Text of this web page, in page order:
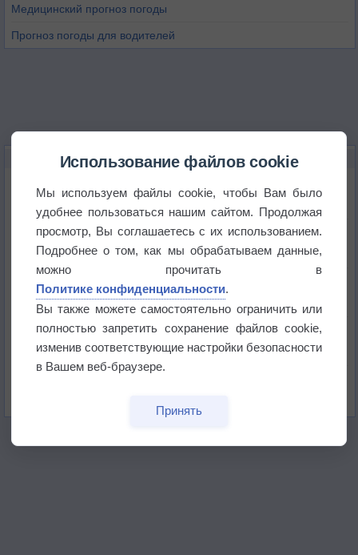
Медицинский прогноз погоды
Прогноз погоды для водителей
НОВОЕ О ПОГОДЕ
Приложение построит маршрут через тень
Атмосфера начала замерзать
В Приморье обнаружены морские волны тепла
Изменение климата повлияло на ареал обитания
Использование файлов cookie
Мы используем файлы cookie, чтобы Вам было
удобнее пользоваться нашим сайтом. Продолжая
просмотр, Вы соглашаетесь с их использованием.
Подробнее о том, как мы обрабатываем данные,
можно прочитать в
Политике конфиденциальности.
Вы также можете самостоятельно ограничить или
полностью запретить сохранение файлов cookie,
изменив соответствующие настройки безопасности
в Вашем веб-браузере.
Принять